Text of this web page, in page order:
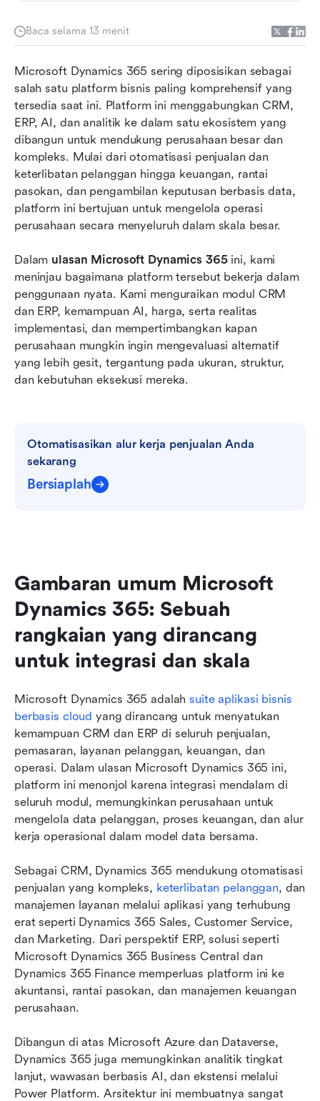
Baca selama 13 menit
Microsoft Dynamics 365 sering diposisikan sebagai
salah satu platform bisnis paling komprehensif yang
tersedia saat ini. Platform ini menggabungkan CRM,
ERP, AI, dan analitik ke dalam satu ekosistem yang
dibangun untuk mendukung perusahaan besar dan
kompleks. Mulai dari otomatisasi penjualan dan
keterlibatan pelanggan hingga keuangan, rantai
pasokan, dan pengambilan keputusan berbasis data,
platform ini bertujuan untuk mengelola operasi
perusahaan secara menyeluruh dalam skala besar.
Dalam ulasan Microsoft Dynamics 365 ini, kami
meninjau bagaimana platform tersebut bekerja dalam
penggunaan nyata. Kami menguraikan modul CRM
dan ERP, kemampuan AI, harga, serta realitas
implementasi, dan mempertimbangkan kapan
perusahaan mungkin ingin mengevaluasi alternatif
yang lebih gesit, tergantung pada ukuran, struktur,
dan kebutuhan eksekusi mereka.
Otomatisasikan alur kerja penjualan Anda
sekarang
Bersiaplah
Gambaran umum Microsoft
Dynamics 365: Sebuah
rangkaian yang dirancang
untuk integrasi dan skala
Microsoft Dynamics 365 adalah suite aplikasi bisnis
berbasis cloud yang dirancang untuk menyatukan
kemampuan CRM dan ERP di seluruh penjualan,
pemasaran, layanan pelanggan, keuangan, dan
operasi. Dalam ulasan Microsoft Dynamics 365 ini,
platform ini menonjol karena integrasi mendalam di
seluruh modul, memungkinkan perusahaan untuk
mengelola data pelanggan, proses keuangan, dan alur
kerja operasional dalam model data bersama.
Sebagai CRM, Dynamics 365 mendukung otomatisasi
penjualan yang kompleks, keterlibatan pelanggan, dan
manajemen layanan melalui aplikasi yang terhubung
erat seperti Dynamics 365 Sales, Customer Service,
dan Marketing. Dari perspektif ERP, solusi seperti
Microsoft Dynamics 365 Business Central dan
Dynamics 365 Finance memperluas platform ini ke
akuntansi, rantai pasokan, dan manajemen keuangan
perusahaan.
Dibangun di atas Microsoft Azure dan Dataverse,
Dynamics 365 juga memungkinkan analitik tingkat
lanjut, wawasan berbasis AI, dan ekstensi melalui
Power Platform. Arsitektur ini membuatnya sangat
Fitur inti Microsoft Dynamics 365 yang ditinjau
Pengalaman pengguna dan realitas penerapan
Penetapan harga dan lisensi: Lanskap yang
kompleks
Pro dan kontra Microsoft Dynamics 365
Memperkenalkan Lark: alternatif modern dan
gesit untuk tim yang terhubung
Bagaimana memilih antara Microsoft Dynamics
Kesimpulan
FAQ
Bacaan terkait